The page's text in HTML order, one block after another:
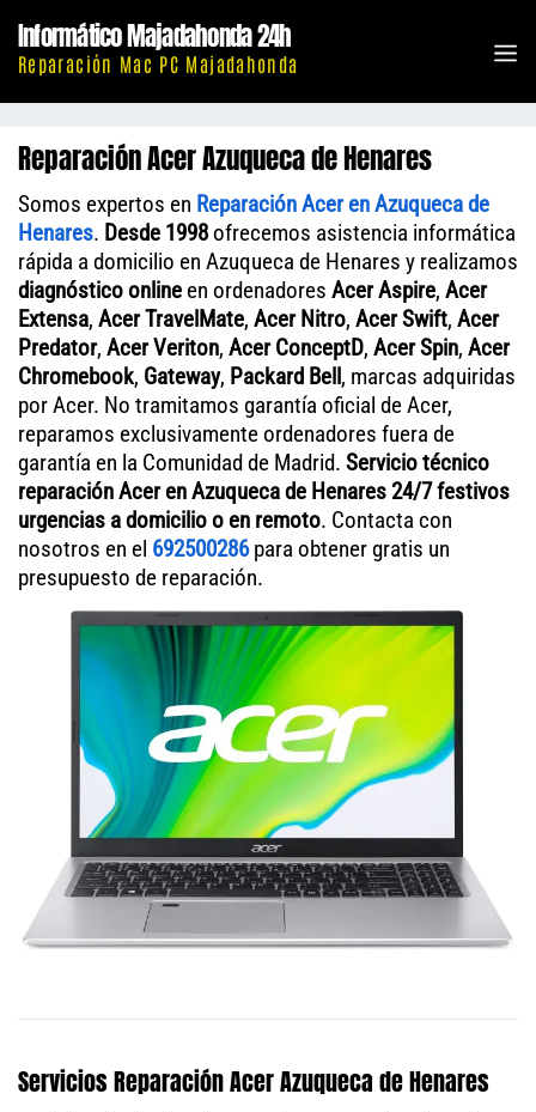
contenido
Informático Majadahonda 24h
Reparación Mac PC Majadahonda
Reparación Acer Azuqueca de Henares
Somos expertos en Reparación Acer en Azuqueca de
Henares. Desde 1998ofrecemos asistencia informática
rápida a domicilio en Azuqueca de Henares y realizamos
diagnóstico online en ordenadores Acer Aspire, Acer
Extensa, Acer TravelMate, Acer Nitro, Acer Swift, Acer
Predator, Acer Veriton, Acer ConceptD, Acer Spin, Acer
Chromebook, Gateway, Packard Bell, marcas adquiridas
por Acer. No tramitamos garantía oficial de Acer,
reparamos exclusivamente ordenadores fuera de
garantía en la Comunidad de Madrid. Servicio técnico
reparación Acer en Azuqueca de Henares 24/7 festivos
urgencias a domicilio o en remoto. Contacta con
nosotros en el 692500286para obtener gratis un
presupuesto de reparación.
Servicios Reparación Acer Azuqueca de Henares